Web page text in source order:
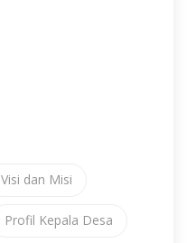
Visi dan Misi
Profil Kepala Desa